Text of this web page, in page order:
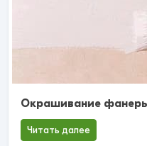
Окрашивание
Читать далее